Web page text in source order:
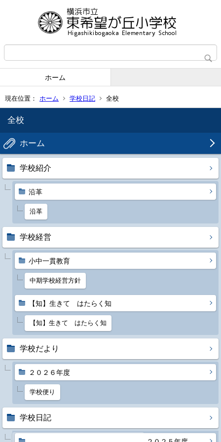
ホーム
現在位置： ホーム 学校日記 全校
全校
ホーム
学校紹介
沿革
沿革
学校経営
小中一貫教育
中期学校経営方針
【知】生きて はたらく知
【知】生きて はたらく知
学校だより
２０２６年度
学校便り
学校日記
スポーツフェスティバル２０２６＜全校＞